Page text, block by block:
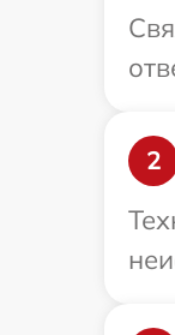
2